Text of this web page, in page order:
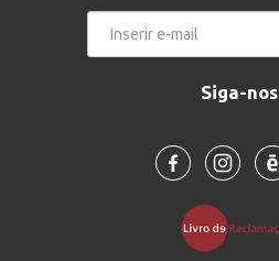
Siga-nos